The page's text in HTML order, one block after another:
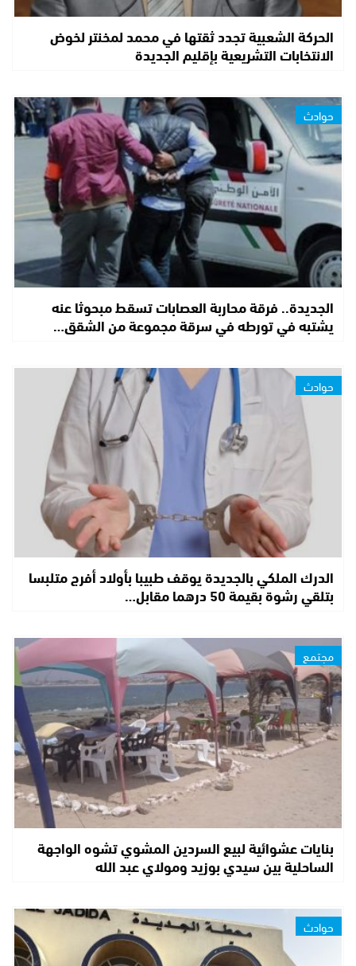
الحركة الشعبية تجدد ثقتها في محمد لمخنتر لخوض
الانتخابات التشريعية بإقليم الجديدة
حوادث
الجديدة.. فرقة محاربة العصابات تسقط مبحوثا عنه
يشتبه في تورطه في سرقة مجموعة من الشقق…
حوادث
الدرك الملكي بالجديدة يوقف طبيبا بأولاد أفرج متلبسا
بتلقي رشوة بقيمة 50 درهما مقابل…
مجتمع
بنايات عشوائية لبيع السردين المشوي تشوه الواجهة
الساحلية بين سيدي بوزيد ومولاي عبد الله
حوادث